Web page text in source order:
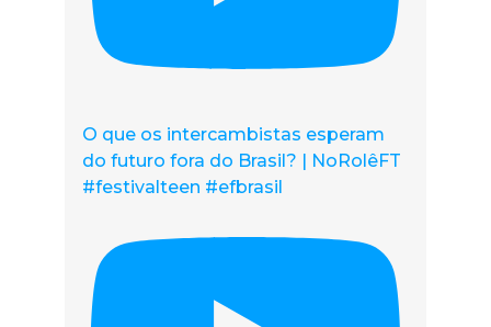
O que os intercambistas esperam
do futuro fora do Brasil? | NoRolêFT
#festivalteen #efbrasil